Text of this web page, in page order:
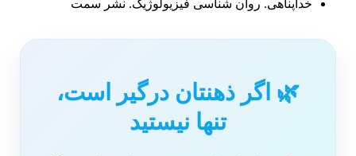
خداپناهی. روان شناسی فیزیولوژیک. نشر سمت
🌿 اگر ذهنتان درگیر است،
تنها نیستید